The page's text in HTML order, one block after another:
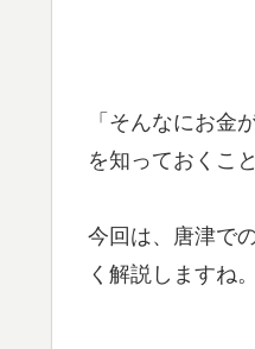
「そんなにお金
を知っておくこ
今回は、唐津で
く解説しますね。